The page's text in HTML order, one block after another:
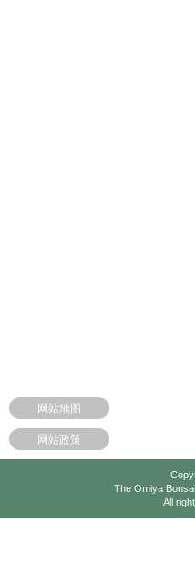
网站地图
网站政策
The Omiya
All